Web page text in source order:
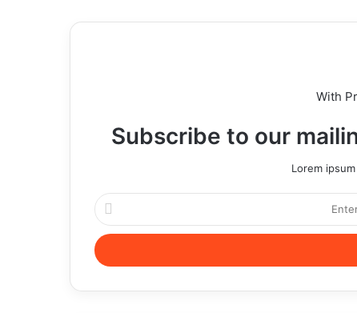
With
Subscribe to our
Lorem
Enter
your
Email
address